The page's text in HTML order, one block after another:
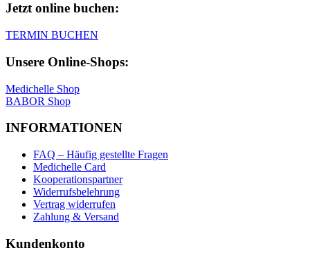
Jetzt online buchen:
TERMIN BUCHEN
Unsere Online-Shops:
Medichelle Shop
BABOR Shop
INFORMATIONEN
FAQ – Häufig gestellte Fragen
Medichelle Card
Kooperationspartner
Widerrufsbelehrung
Vertrag widerrufen
Zahlung & Versand
Kundenkonto